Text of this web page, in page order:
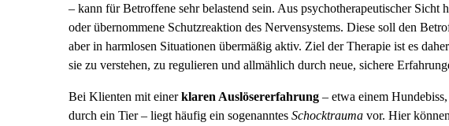
– kann für Betroffene sehr belastend sein. Aus psychotherapeutischer Sicht
oder übernommene Schutzreaktion des Nervensystems. Diese soll den
aber in harmlosen Situationen übermäßig aktiv. Ziel der Therapie ist es
sie zu verstehen, zu regulieren und allmählich durch neue, sichere
Bei Klienten mit einerklaren Auslösererfahrung – etwa einem
durch ein Tier – liegt häufig ein sogenanntes Schocktrauma vor. Hier